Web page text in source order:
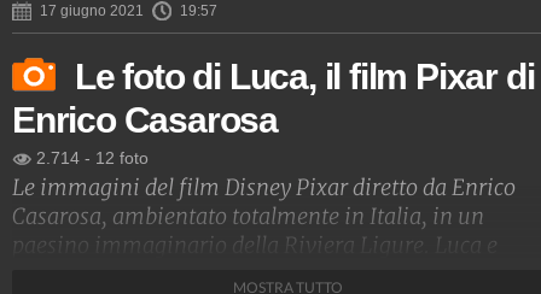
17 giugno 2021 19:57
Le foto di Luca, il film Pixar di
Enrico Casarosa
2.714 - 12 foto
Le immagini del film Disney Pixar diretto da Enrico
Casarosa, ambientato totalmente in Italia, in un
paesino immaginario della Riviera Ligure. Luca e
MOSTRA TUTTO